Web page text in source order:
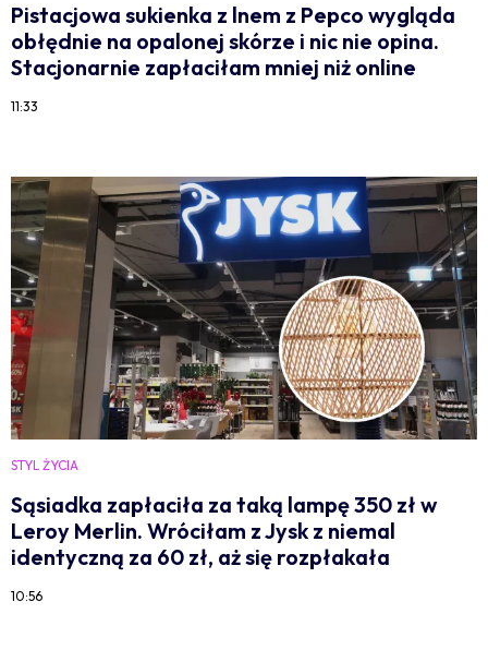
Pistacjowa sukienka z lnem z Pepco wygląda
obłędnie na opalonej skórze i nic nie opina.
Stacjonarnie zapłaciłam mniej niż online
11:33
STYL ŻYCIA
Sąsiadka zapłaciła za taką lampę 350 zł w
Leroy Merlin. Wróciłam z Jysk z niemal
identyczną za 60 zł, aż się rozpłakała
10:56